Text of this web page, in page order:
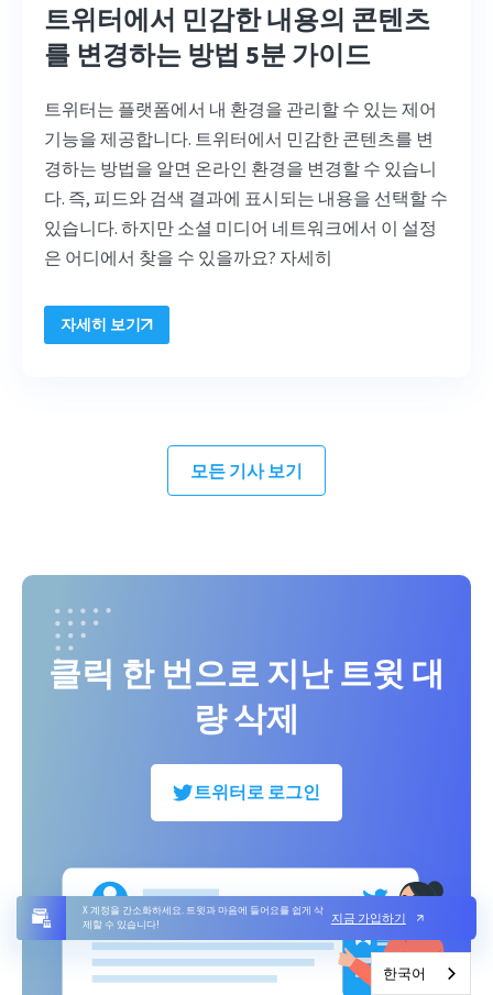
X 계정을 간소화하세요. 트윗과 마음에 들어요를 쉽게 삭
제할 수 있습니다!
지금 가입하기
트위터에서 민감한 내용의 콘텐츠
를 변경하는 방법 5분 가이드
트위터는 플랫폼에서 내 환경을 관리할 수 있는 제어
기능을 제공합니다. 트위터에서 민감한 콘텐츠를 변
경하는 방법을 알면 온라인 환경을 변경할 수 있습니
다. 즉, 피드와 검색 결과에 표시되는 내용을 선택할 수
있습니다. 하지만 소셜 미디어 네트워크에서 이 설정
은 어디에서 찾을 수 있을까요? 자세히
자세히 보기
모든 기사 보기
클릭 한 번으로 지난 트윗 대
량 삭제
트위터로 로그인
한국어